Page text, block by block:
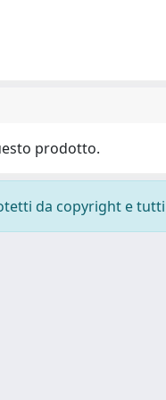
prodotto.
da copyright e